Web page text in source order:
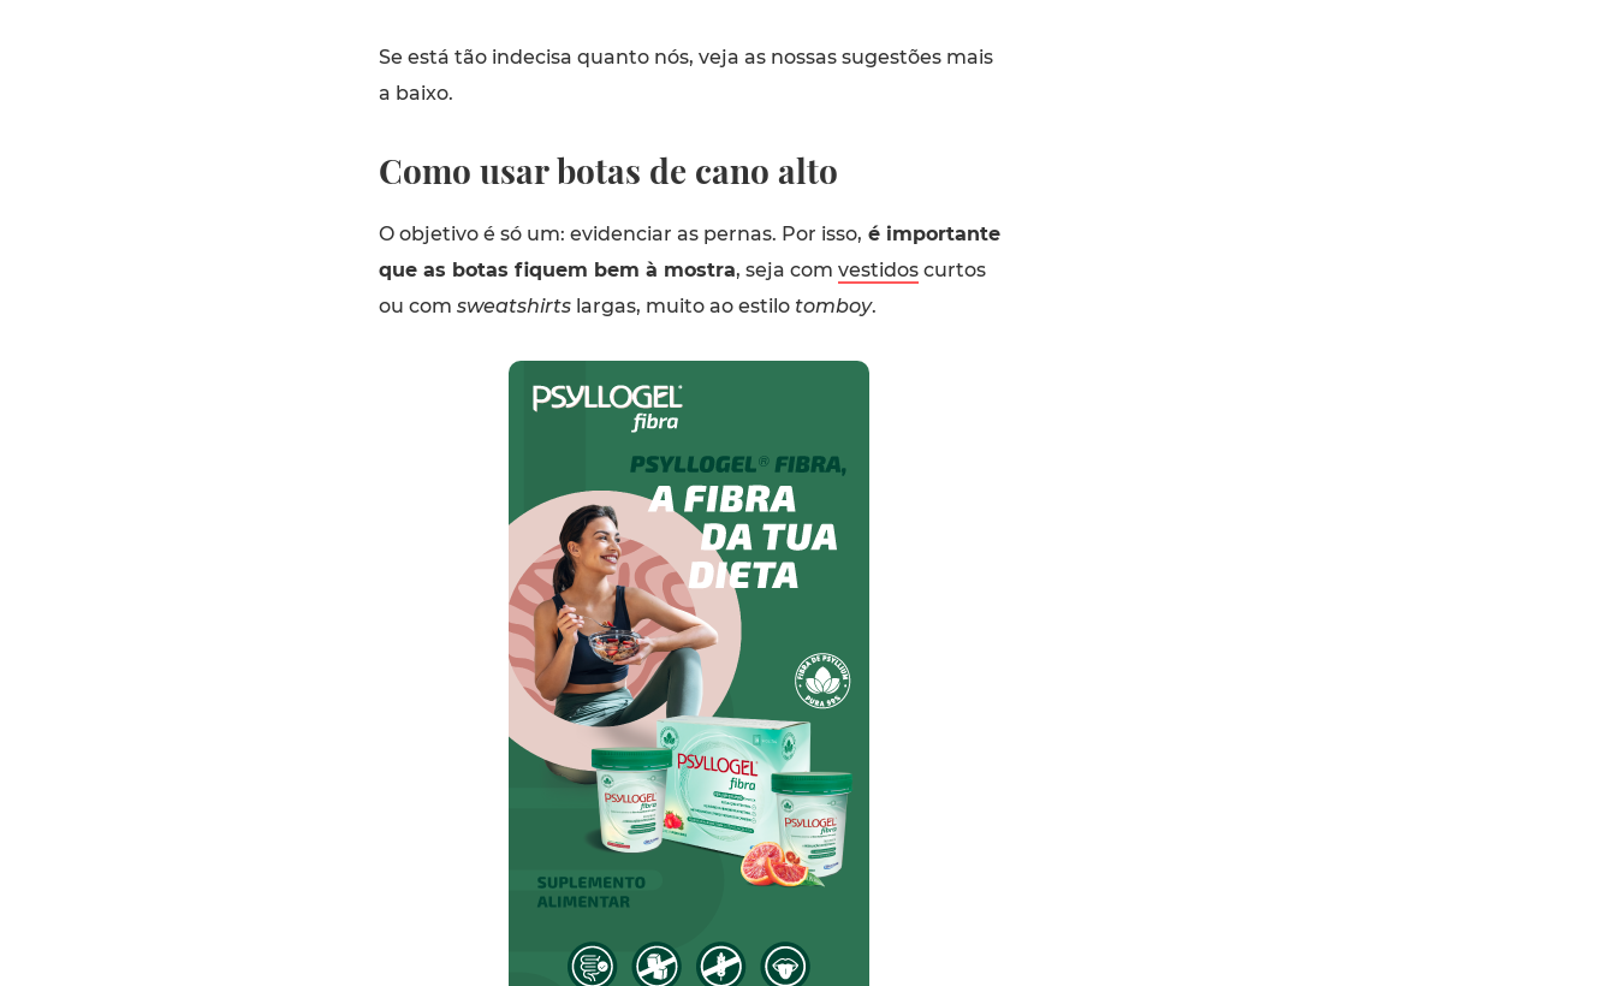
Se está tão indecisa quanto nós, veja as nossas sugestões mais
a baixo.
Como usar botas de cano alto
O objetivo é só um: evidenciar as pernas. Por isso, é importante
que as botas fiquem bem à mostra, seja com vestidoscurtos
ou com sweatshirtslargas, muito ao estilo tomboy.